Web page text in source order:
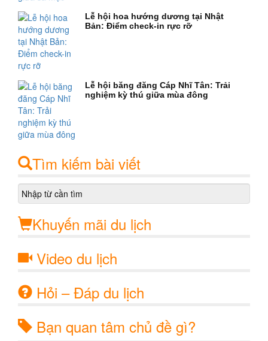
Lễ hội hoa hướng dương tại Nhật
Bản: Điểm check-in rực rỡ
Lễ hội băng đăng Cáp Nhĩ Tân: Trải
nghiệm kỳ thú giữa mùa đông
Tìm kiếm bài viết
Khuyến mãi du lịch
Video du lịch
Hỏi – Đáp du lịch
Bạn quan tâm chủ đề gì?